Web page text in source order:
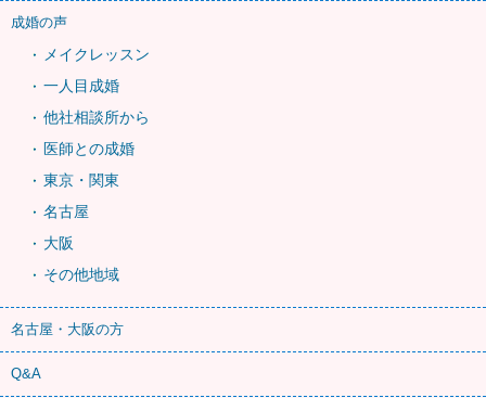
成婚の声
メイクレッスン
一人目成婚
他社相談所から
医師との成婚
東京・関東
名古屋
大阪
その他地域
名古屋・大阪の方
Q&A